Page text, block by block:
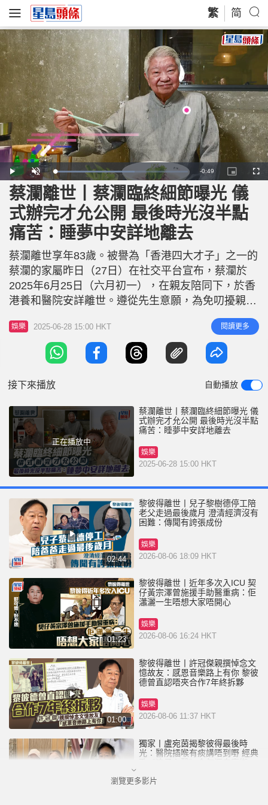
繁 简
P
l
a
y
U
n
m
u
t
e
L
o
a
d
e
:
6
0
.
3
R
e
m
n
n
-0:49
P
i
c
t
r
e
-
i
c
t
r
e
F
u
蔡瀾離世丨蔡瀾臨終細節曝光 儀
式辦完才允公開 最後時光沒半點
痛苦：睡夢中安詳地離去
蔡瀾離世享年83歲。被譽為「香港四大才子」之一的
蔡瀾的家屬昨日（27日）在社交平台宣布，蔡瀾於
2025年6月25日（六月初一），在親友陪同下，於香
港養和醫院安詳離世。遵從先生意願，為免叨擾親
朋，不設任何儀式，遺體已火化。在此感謝各位對蔡
瀾先生的關懷。 助手楊翱憶述蔡瀾臨終前情況 蔡瀾
一生在演藝圈貢獻良多，除了參與不少電影製作，其
後進軍飲食業，又主持清談和飲食節目，與不少藝人
娛樂 2025-06-28 15:00 HKT 閱讀更多
接下來播放 自動播放
正在播放中
蔡瀾離世丨蔡瀾臨終細節曝光 儀
式辦完才允公開 最後時光沒半點
痛苦：睡夢中安詳地離去
娛樂
2025-06-28 15:00 HKT
02:44
黎彼得離世丨兒子黎樹德停工陪
老父走過最後歲月 澄清經濟沒有
困難：傳聞有誇張成份
娛樂
2026-08-06 18:09 HKT
01:23
黎彼得離世丨近年多次入ICU 契
仔黃宗澤曾施援手助醫重病：佢
瀟灑一生唔想大家唔開心
娛樂
2026-08-06 16:24 HKT
01:00
黎彼得離世丨許冠傑親撰悼念文
憶故友：感恩音樂路上有你 黎彼
德曾直認唔夾合作7年終拆夥
娛樂
2026-08-06 11:37 HKT
獨家丨盧宛茵揭黎彼得最後時
光：醫院插喉有痰講唔到嘢 經典
娛樂
瀏覽更多影片